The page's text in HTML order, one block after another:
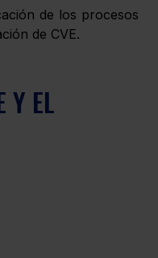
de los procesos
de CVE.
Y EL